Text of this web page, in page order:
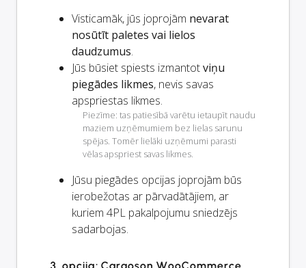
Visticamāk, jūs joprojām nevarat
nosūtīt paletes vai lielos
daudzumus.
Jūs būsiet spiests izmantotviņu
piegādes likmes, nevis savas
apspriestas likmes.
Piezīme: tas patiesībā varētu ietaupīt naudu
maziem uzņēmumiem bez lielas sarunu
spējas. Tomēr lielāki uzņēmumi parasti
vēlas apspriest savas likmes.
Jūsu piegādes opcijas joprojām būs
ierobežotas ar pārvadātājiem, ar
kuriem 4PL pakalpojumu sniedzējs
sadarbojas.